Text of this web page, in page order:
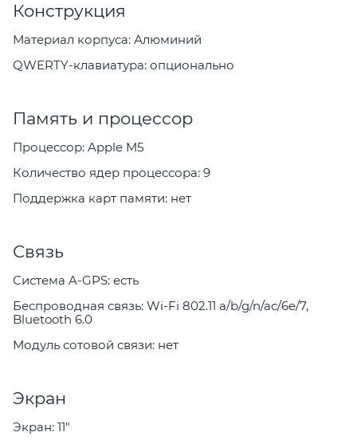
Конструкция
Материал корпуса: Алюминий
QWERTY-клавиатура: опционально
Память и процессор
Процессор: Apple M5
Количество ядер процессора: 9
Поддержка карт памяти: нет
Связь
Система A-GPS: есть
Беспроводная связь: Wi-Fi 802.11 a/b/g/n/ac/6e/7,
Bluetooth 6.0
Модуль сотовой связи: нет
Экран
Экран: 11"